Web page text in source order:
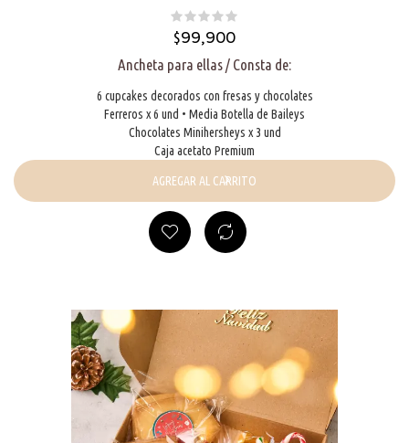
$99,900
Ancheta para ellas / Consta de:
6 cupcakes decorados con fresas y chocolates
Ferreros x 6 und • Media Botella de Baileys
Chocolates Minihersheys x 3 und
Caja acetato Premium
AGREGAR AL CARRITO